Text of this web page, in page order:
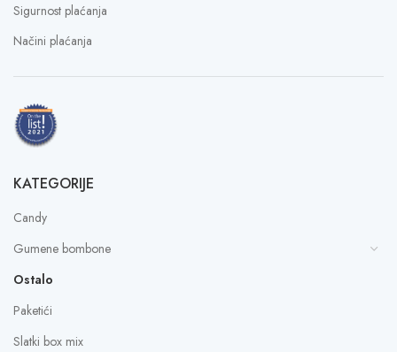
Sigurnost plaćanja
Načini plaćanja
KATEGORIJE
Candy
Gumene bombone
Ostalo
Paketići
Slatki box mix